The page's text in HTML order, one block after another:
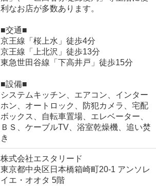
利なお店が多数あります。
■交通■
京王線「桜上水」徒歩4分
京王線「上北沢」徒歩13分
東急世田谷線「下高井戸」徒歩15分
■設備■
システムキッチン、エアコン、インター
ホン、オートロック、防犯カメラ、宅配
ボックス、自転車置場、エレベーター、
ＢＳ、ケーブルTV、浴室乾燥機、追い焚
き
株式会社エスタリード
東京都中央区日本橋箱崎町20-1 アンソレ
イエ・オオタ 5階